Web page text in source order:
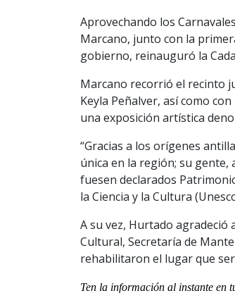
Aprovechando los
Marcano, junto con la
gobierno, reinauguró la
Marcano recorrió el recinto
Keyla Peñalver, así como
una exposición artística
“Gracias a los orígenes
única en la región; su
fuesen declarados
la Ciencia y la Cultura
A su vez, Hurtado
Cultural, Secretaría de
rehabilitaron el lugar que
Ten la información al instante en